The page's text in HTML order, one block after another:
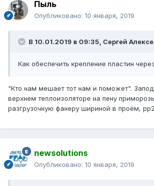
Пыль
Опубликовано: 10 января, 2019
В 10.01.2019 в 09:35, Сергей
Как обеспечить крепление пластин чере
"Кто нам мешает тот нам и поможет".
верхнем теплоизоляторе на пену
разгрузочную фанеру шириной в проём,
newsolutions
Опубликовано: 10 января, 2019